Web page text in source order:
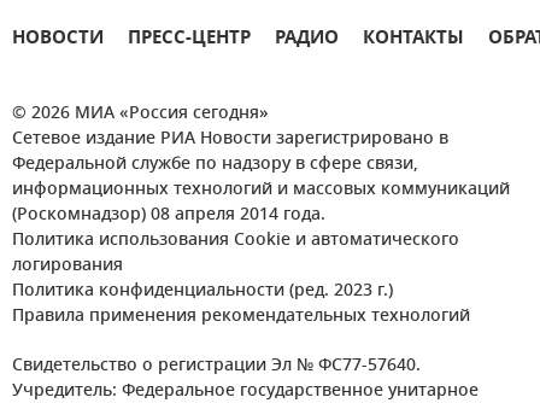
НОВОСТИ ПРЕСС-ЦЕНТР РАДИО КОНТАКТЫ
© 2026 МИА «Россия сегодня»
Сетевое издание РИА Новости зарегистрировано в
Федеральной службе по надзору в сфере связи,
информационных технологий и массовых коммуникаций
(Роскомнадзор) 08 апреля 2014 года.
Политика использования Cookie и автоматического
логирования
Политика конфиденциальности (ред. 2023 г.)
Правила применения рекомендательных технологий
Свидетельство о регистрации Эл № ФС77-57640.
Учредитель: Федеральное государственное унитарное